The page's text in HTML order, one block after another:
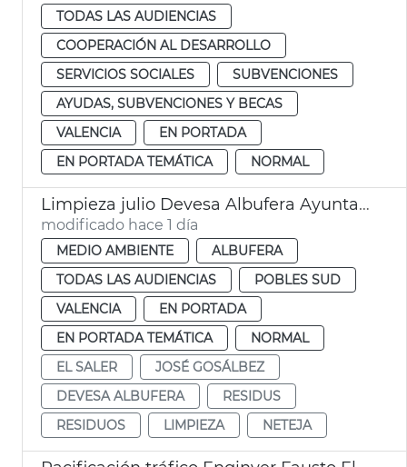
TODAS LAS AUDIENCIAS
COOPERACIÓN AL DESARROLLO
SERVICIOS SOCIALES
SUBVENCIONES
AYUDAS, SUBVENCIONES Y BECAS
VALENCIA
EN PORTADA
EN PORTADA TEMÁTICA
NORMAL
Limpieza julio Devesa Albufera Ayuntamiento València
modificado hace 1 día
MEDIO AMBIENTE
ALBUFERA
TODAS LAS AUDIENCIAS
POBLES SUD
VALENCIA
EN PORTADA
EN PORTADA TEMÁTICA
NORMAL
EL SALER
JOSÉ GOSÁLBEZ
DEVESA ALBUFERA
RESIDUS
RESIDUOS
LIMPIEZA NETEJA